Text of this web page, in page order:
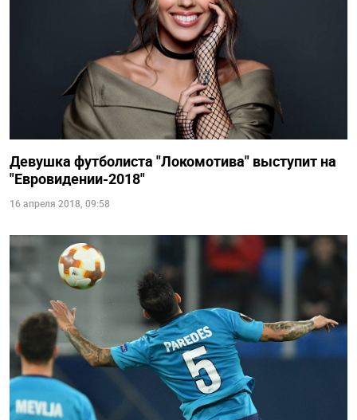
Девушка футболиста "Локомотива" выступит на
"Евровидении-2018"
16 апреля 2018, 09:58